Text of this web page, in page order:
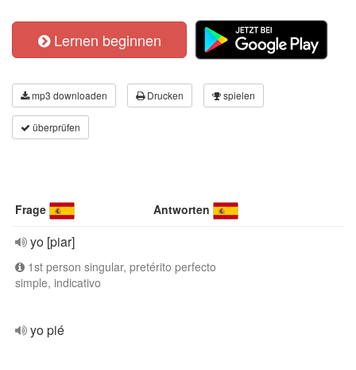
Lernen beginnen
mp3 downloaden Drucken spielen
überprüfen
Frage Antworten
yo [piar]
1st person singular, pretérito perfecto
simple, indicativo
yo pié